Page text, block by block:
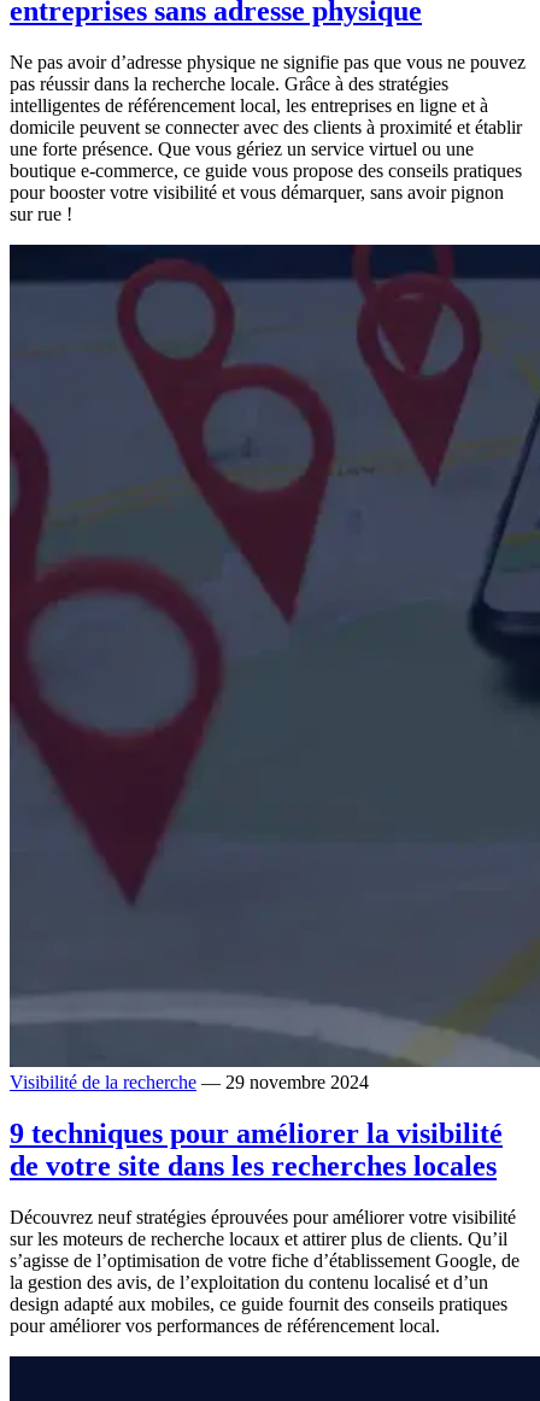
entreprises sans adresse physique
Ne pas avoir d’adresse physique ne signifie pas que vous ne pouvez
pas réussir dans la recherche locale. Grâce à des stratégies
intelligentes de référencement local, les entreprises en ligne et à
domicile peuvent se connecter avec des clients à proximité et établir
une forte présence. Que vous gériez un service virtuel ou une
boutique e-commerce, ce guide vous propose des conseils pratiques
pour booster votre visibilité et vous démarquer, sans avoir pignon
sur rue !
Visibilité de la recherche — 29 novembre 2024
9 techniques pour améliorer la visibilité
de votre site dans les recherches locales
Découvrez neuf stratégies éprouvées pour améliorer votre visibilité
sur les moteurs de recherche locaux et attirer plus de clients. Qu’il
s’agisse de l’optimisation de votre fiche d’établissement Google, de
la gestion des avis, de l’exploitation du contenu localisé et d’un
design adapté aux mobiles, ce guide fournit des conseils pratiques
pour améliorer vos performances de référencement local.